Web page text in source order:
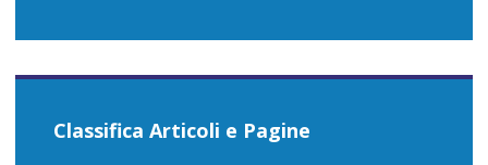
Classifica Articoli e Pagine